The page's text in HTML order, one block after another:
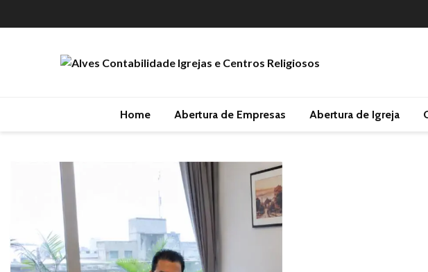
Home Abertura de Empresas Abertura de Igreja